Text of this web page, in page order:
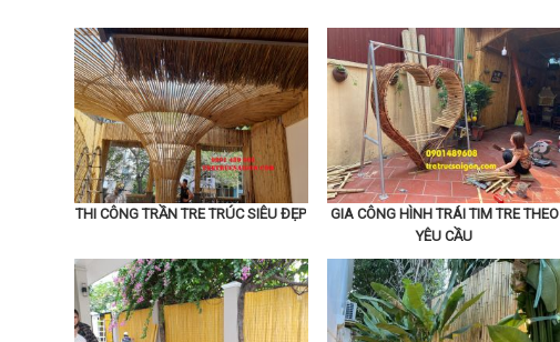
THI CÔNG TRẦN TRE TRÚC SIÊU ĐẸP
GIA CÔNG HÌNH TRÁI TIM TRE THEO
YÊU CẦU